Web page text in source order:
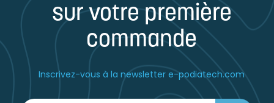
sur votre première
commande
Inscrivez-vous à la newsletter e-podiatech.com